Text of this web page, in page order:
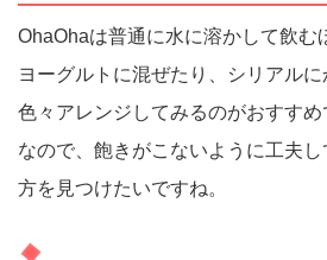
OhaOhaは普通に水に溶かして飲む
ヨーグルトに混ぜたり、シリアルに
色々アレンジしてみるのがおすす
なので、飽きがこないように工夫
方を見つけたいですね。